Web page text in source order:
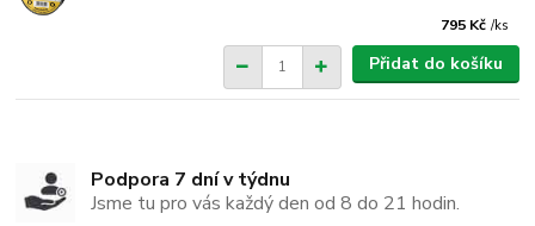
795 Kč /ks
Přidat do košíku
Podpora 7 dní v týdnu
Jsme tu pro vás každý den od 8 do 21 hodin.